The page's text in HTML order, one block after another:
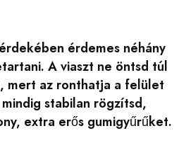
érdemes néhány
A viaszt ne öntsd túl
mert az ronthatja a felület
stabilan rögzítsd,
extra erős gumigyűrűket.